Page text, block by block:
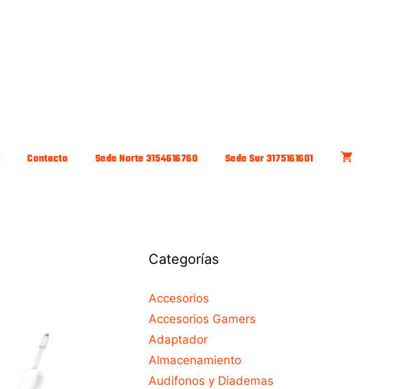
Contacto Sede Norte 3154616760 Sede Sur 3175161601
Categorías
Accesorios
Accesorios Gamers
Adaptador
Almacenamiento
Audifonos y Diademas